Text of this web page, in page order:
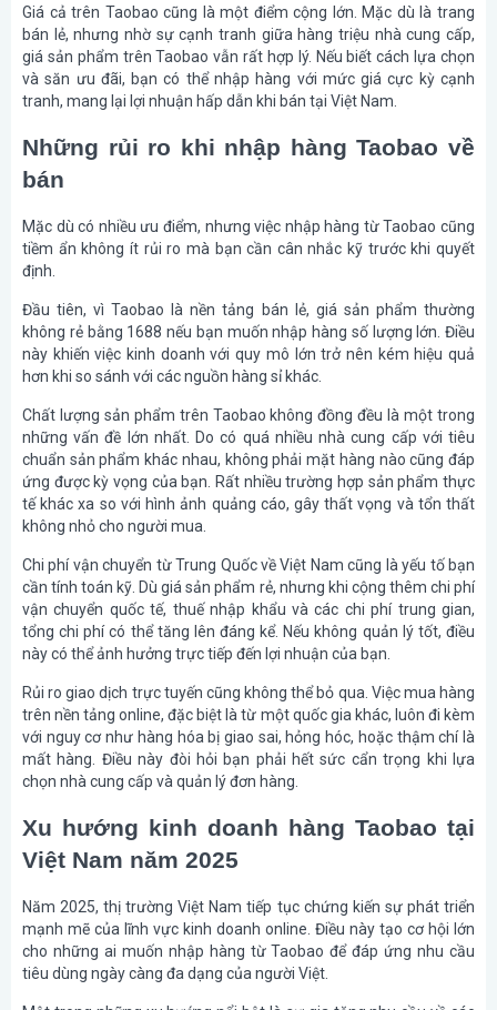
Giá cả trên Taobao cũng là một điểm cộng lớn. Mặc dù là trang
bán lẻ, nhưng nhờ sự cạnh tranh giữa hàng triệu nhà cung cấp,
giá sản phẩm trên Taobao vẫn rất hợp lý. Nếu biết cách lựa chọn
và săn ưu đãi, bạn có thể nhập hàng với mức giá cực kỳ cạnh
tranh, mang lại lợi nhuận hấp dẫn khi bán tại Việt Nam.
Những rủi ro khi nhập hàng Taobao về
bán
Mặc dù có nhiều ưu điểm, nhưng việc nhập hàng từ Taobao cũng
tiềm ẩn không ít rủi ro mà bạn cần cân nhắc kỹ trước khi quyết
định.
Đầu tiên, vì Taobao là nền tảng bán lẻ, giá sản phẩm thường
không rẻ bằng 1688 nếu bạn muốn nhập hàng số lượng lớn. Điều
này khiến việc kinh doanh với quy mô lớn trở nên kém hiệu quả
hơn khi so sánh với các nguồn hàng sỉ khác.
Chất lượng sản phẩm trên Taobao không đồng đều là một trong
những vấn đề lớn nhất. Do có quá nhiều nhà cung cấp với tiêu
chuẩn sản phẩm khác nhau, không phải mặt hàng nào cũng đáp
ứng được kỳ vọng của bạn. Rất nhiều trường hợp sản phẩm thực
tế khác xa so với hình ảnh quảng cáo, gây thất vọng và tổn thất
không nhỏ cho người mua.
Chi phí vận chuyển từ Trung Quốc về Việt Nam cũng là yếu tố bạn
cần tính toán kỹ. Dù giá sản phẩm rẻ, nhưng khi cộng thêm chi phí
vận chuyển quốc tế, thuế nhập khẩu và các chi phí trung gian,
tổng chi phí có thể tăng lên đáng kể. Nếu không quản lý tốt, điều
này có thể ảnh hưởng trực tiếp đến lợi nhuận của bạn.
Rủi ro giao dịch trực tuyến cũng không thể bỏ qua. Việc mua hàng
trên nền tảng online, đặc biệt là từ một quốc gia khác, luôn đi kèm
với nguy cơ như hàng hóa bị giao sai, hỏng hóc, hoặc thậm chí là
mất hàng. Điều này đòi hỏi bạn phải hết sức cẩn trọng khi lựa
chọn nhà cung cấp và quản lý đơn hàng.
Xu hướng kinh doanh hàng Taobao tại
Việt Nam năm 2025
Năm 2025, thị trường Việt Nam tiếp tục chứng kiến sự phát triển
mạnh mẽ của lĩnh vực kinh doanh online. Điều này tạo cơ hội lớn
cho những ai muốn nhập hàng từ Taobao để đáp ứng nhu cầu
tiêu dùng ngày càng đa dạng của người Việt.